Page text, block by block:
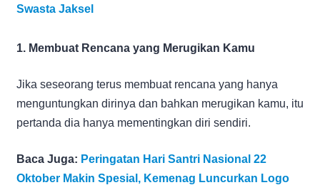
Swasta Jaksel
1. Membuat Rencana yang Merugikan Kamu
Jika seseorang terus membuat rencana yang hanya
menguntungkan dirinya dan bahkan merugikan kamu, itu
pertanda dia hanya mementingkan diri sendiri.
Baca Juga: Peringatan Hari Santri Nasional 22
Oktober Makin Spesial, Kemenag Luncurkan Logo